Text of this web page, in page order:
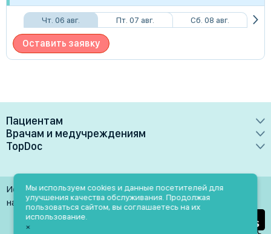
Чт. 06 авг. Пт. 07 авг. Сб. 08 авг.
Оставить заявку
Пациентам
Врачи
Клиники
Лаборатории
Услуги
Блог
Врачам и медучреждениям
Преимущества
Медучреждениям
Врачам
TopDoc
Контакты
Помощь
Использование материалов разрешено только при
наличии активной ссылки на источник
Мы используем cookies и данные посетителей для
улучшения качества обслуживания. Продолжая
пользоваться сайтом, вы соглашаетесь на их
использование.
×